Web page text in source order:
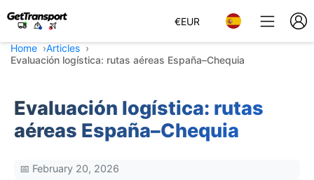
€EUR
Home
Articles
Evaluación logística: rutas aéreas España–Chequia
Evaluación logística: rutas
aéreas España–Chequia
📅 February 20, 2026